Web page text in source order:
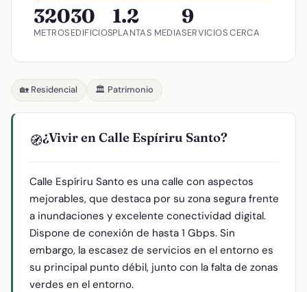
320
METROS
30
EDIFICIOS
1.2
PLANTAS MEDIA
9
SERVICIOS CERCA
🏡 Residencial 🏛️ Patrimonio
🧭¿Vivir en Calle Espíriru Santo?
Calle Espíriru Santo es una calle con aspectos
mejorables, que destaca por su zona segura frente
a inundaciones y excelente conectividad digital.
Dispone de conexión de hasta 1 Gbps. Sin
embargo, la escasez de servicios en el entorno es
su principal punto débil, junto con la falta de zonas
verdes en el entorno.